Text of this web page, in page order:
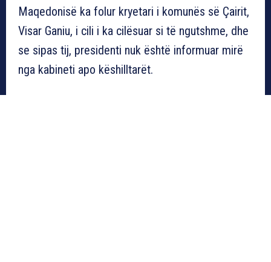
Maqedonisë ka folur kryetari i komunës së Çairit,
Visar Ganiu, i cili i ka cilësuar si të ngutshme, dhe
se sipas tij, presidenti nuk është informuar mirë
nga kabineti apo këshilltarët.